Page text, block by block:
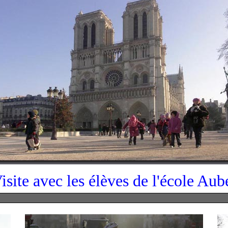
avec les élèves de l'école